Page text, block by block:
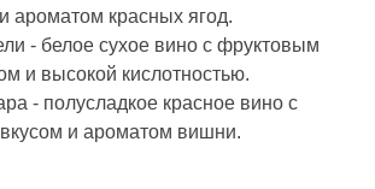
ароматом красных ягод.
- белое сухое вино с фруктовым
и высокой кислотностью.
- полусладкое красное вино с
и ароматом вишни.